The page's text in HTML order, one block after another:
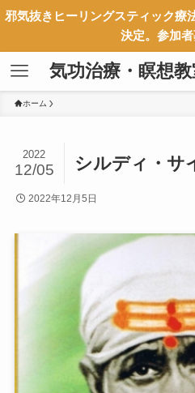
邪気抜きヒーリングスティック
決定。参加者
気功治療・瞑想
ホーム
シルディ・サ
2022
12/05
2022年12月5日